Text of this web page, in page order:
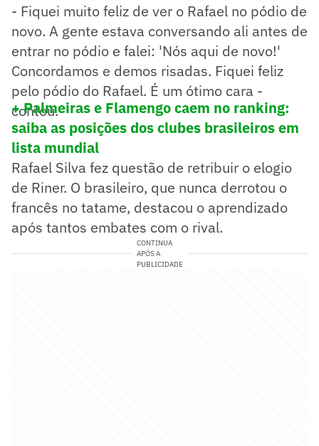
- Fiquei muito feliz de ver o Rafael no pódio de
novo. A gente estava conversando ali antes de
entrar no pódio e falei: 'Nós aqui de novo!'
Concordamos e demos risadas. Fiquei feliz
pelo pódio do Rafael. É um ótimo cara -
contou.
+ Palmeiras e Flamengo caem no ranking:
saiba as posições dos clubes brasileiros em
lista mundial
Rafael Silva fez questão de retribuir o elogio
de Riner. O brasileiro, que nunca derrotou o
francês no tatame, destacou o aprendizado
após tantos embates com o rival.
CONTINUA
APÓS A
PUBLICIDADE